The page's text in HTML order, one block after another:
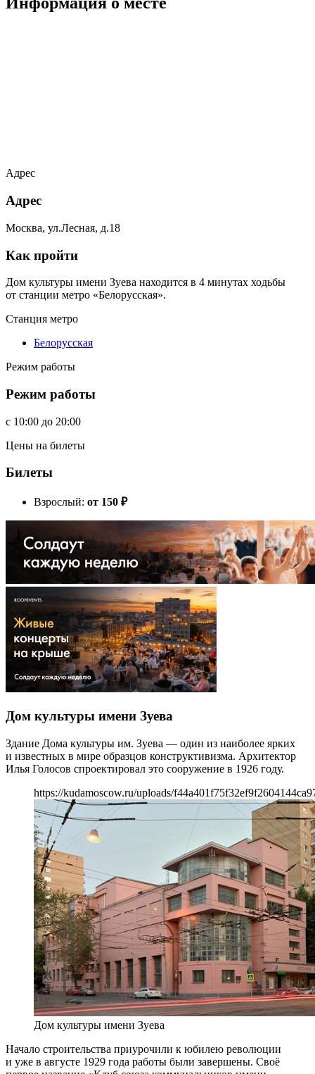
Адрес
Адрес
Москва, ул.Лесная, д.18
Как пройти
Дом культуры имени Зуева находится в 4 минутах ходьбы
от станции метро «Белорусская».
Станция метро
Белорусская
Режим работы
Режим работы
c 10:00 до 20:00
Цены на билеты
Билеты
Взрослый: от 150 ₽
Дом культуры имени Зуева
Здание Дома культуры им. Зуева — один из наиболее ярких
и известных в мире образцов конструктивизма. Архитектор
Илья Голосов спроектировал это сооружение в 1926 году.
https://kudamoscow.ru/uploads/
Дом культуры имени Зуева
Начало строительства приурочили к юбилею революции
и уже в августе 1929 года работы были завершены. Своё